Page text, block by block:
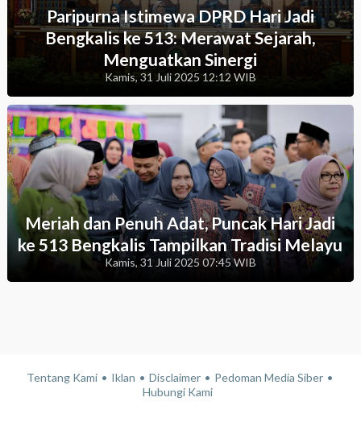
Paripurna Istimewa DPRD Hari Jadi
Bengkalis ke 513: Merawat Sejarah,
Menguatkan Sinergi
Kamis, 31 Juli 2025 12:12 WIB
Meriah dan Penuh Adat, Puncak Hari Jadi
ke 513 Bengkalis Tampilkan Tradisi Melayu
Kamis, 31 Juli 2025 07:45 WIB
Tentang Kami Iklan Disclaimer
Pedoman Media Siber
Hubungi Kami